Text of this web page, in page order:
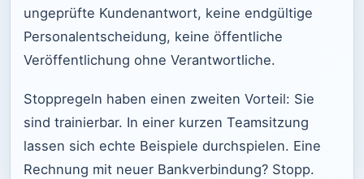
ungeprüfte Kundenantwort, keine endgültige
Personalentscheidung, keine öffentliche
Veröffentlichung ohne Verantwortliche.
Stoppregeln haben einen zweiten Vorteil: Sie
sind trainierbar. In einer kurzen Teamsitzung
lassen sich echte Beispiele durchspielen. Eine
Rechnung mit neuer Bankverbindung? Stopp.